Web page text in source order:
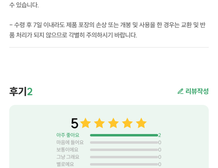
수 있습니다.
- 수령 후 7일 이내라도 제품 포장의 손상 또는 개봉 및 사용을 한 경우는 교환 및 반
품 처리가 되지 않으므로 각별히 주의하시기 바랍니다.
후기2 리뷰작성
5
아주 좋아요
2
마음에 들어요
0
보통이에요
0
그냥 그래요
0
별로예요
0